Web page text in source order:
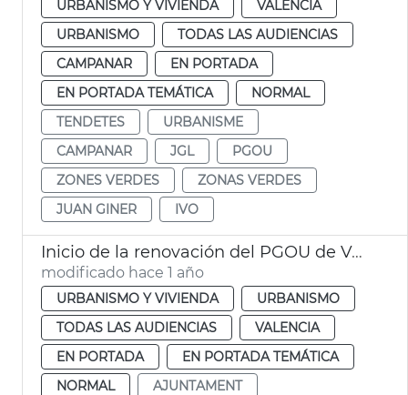
URBANISMO Y VIVIENDA
VALENCIA
URBANISMO
TODAS LAS AUDIENCIAS
CAMPANAR
EN PORTADA
EN PORTADA TEMÁTICA
NORMAL
TENDETES
URBANISME
CAMPANAR
JGL
PGOU
ZONES VERDES
ZONAS VERDES
JUAN GINER
IVO
Inicio de la renovación del PGOU de València
modificado hace 1 año
URBANISMO Y VIVIENDA
URBANISMO
TODAS LAS AUDIENCIAS
VALENCIA
EN PORTADA
EN PORTADA TEMÁTICA
NORMAL
AJUNTAMENT